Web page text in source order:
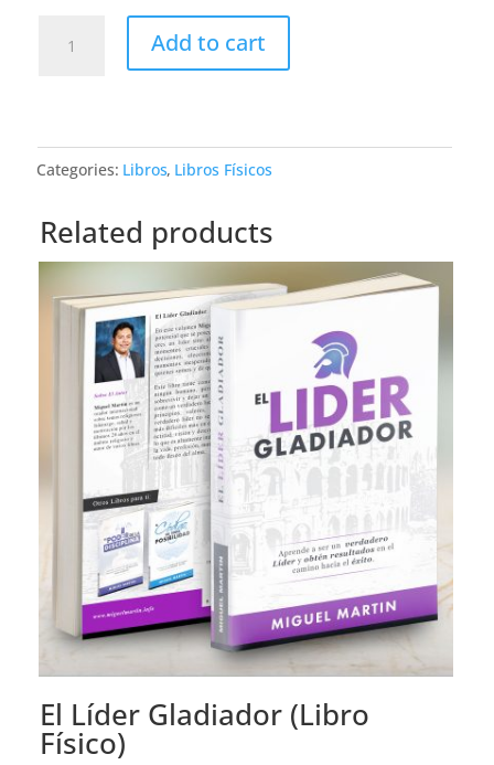
Rebelde
quantity
Add to cart
Categories: Libros, Libros Físicos
Related products
El Líder Gladiador (Libro
Físico)